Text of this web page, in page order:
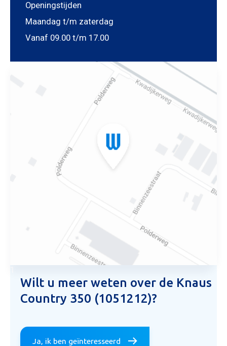
Openingstijden
Maandag t/m zaterdag
Vanaf 09.00 t/m 17.00
Wilt u meer weten over de Knaus
Country 350 (1051212)?
Ja, ik ben geïnteresseerd